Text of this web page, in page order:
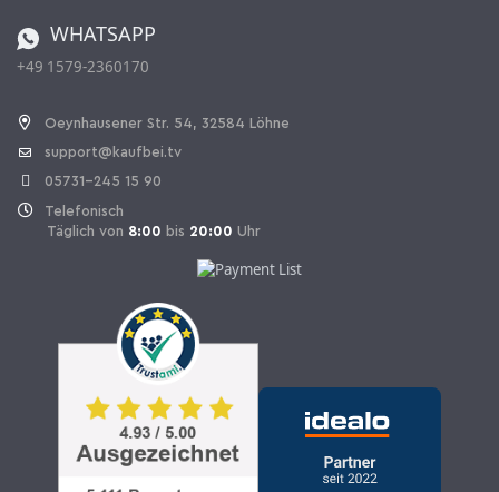
Vertrag widerrufen
WHATSAPP
+49 1579-2360170
Oeynhausener Str. 54, 32584 Löhne
support@kaufbei.tv
05731-245 15 90
Telefonisch
Täglich von 8:00 bis 20:00 Uhr